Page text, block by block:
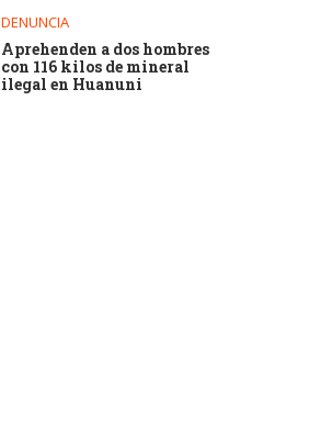
DENUNCIA
Aprehenden a dos hombres
con 116 kilos de mineral
ilegal en Huanuni